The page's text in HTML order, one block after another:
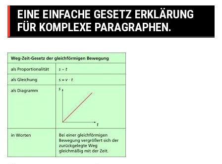
EINE EINFACHE GESETZ ERKLÄRUNG
FÜR KOMPLEXE PARAGRAPHEN.